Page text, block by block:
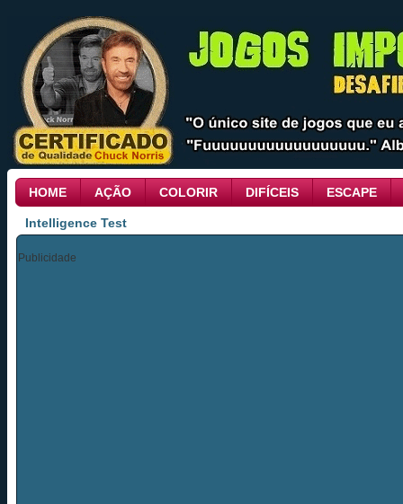
HOME AÇÃO COLORIR DIFÍCEIS ESCAPE
Intelligence Test
Publicidade